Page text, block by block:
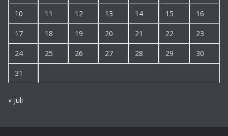
10 11 12 13 14 15 16
17 18 19 20 21 22 23
24 25 26 27 28 29 30
31
« Juli